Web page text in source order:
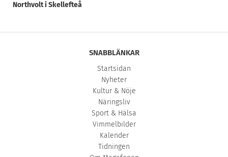
Northvolt i Skellefteå
SNABBLÄNKAR
Startsidan
Nyheter
Kultur & Nöje
Näringsliv
Sport & Hälsa
Vimmelbilder
Kalender
Tidningen